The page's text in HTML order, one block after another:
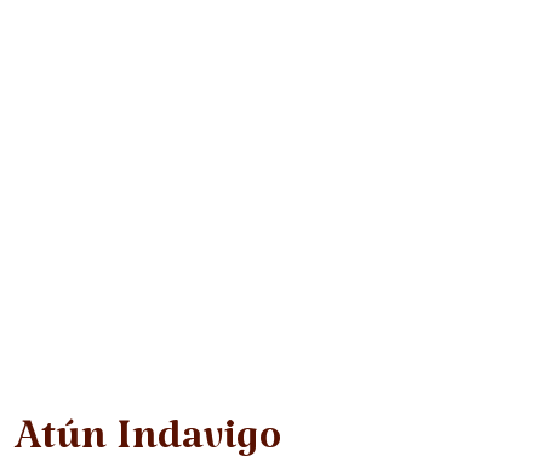
Atún Indavigo